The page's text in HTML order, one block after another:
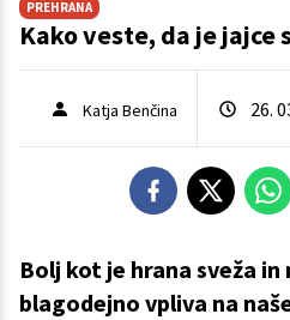
PREHRANA
Kako veste, da je jajce
Katja Benčina 26.
Bolj kot je hrana sveža in
blagodejno vpliva na